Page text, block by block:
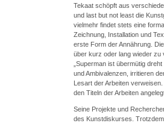
Tekaat schöpft aus
und last but not least die
vielmehr findet stets eine
Zeichnung, Installation und
erste Form der Annährung.
über kurz oder lang wieder zu
„Superman ist übermütig
und Ambivalenzen, irritieren
Lesart der Arbeiten
den Titeln der Arbeiten
Seine Projekte und
des Kunstdiskurses.